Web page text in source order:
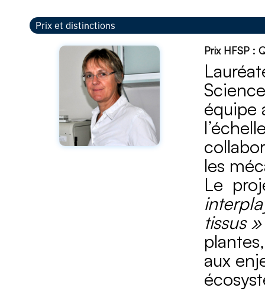
Prix et distinctions
Prix HFSP :
équipe
les
Le
tissus »
aux